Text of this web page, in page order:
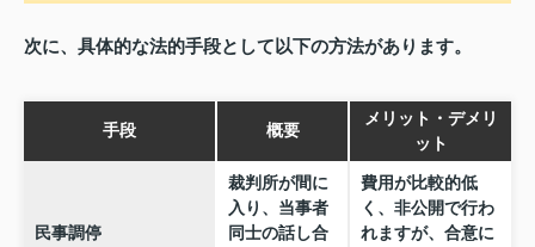
次に、具体的な法的手段として以下の方法があります。
手段 概要
メリット・デメリ
ット
民事調停
裁判所が間に
入り、当事者
同士の話し合
費用が比較的低
く、非公開で行わ
れますが、合意に